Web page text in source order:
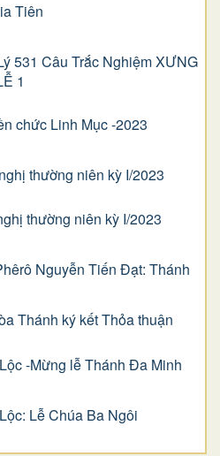
Tiên
531 Câu Trắc Nghiệm XƯNG
1
chức Linh Mục -2023
thường niên kỳ I/2023
thường niên kỳ I/2023
Nguyễn Tiến Đạt: Thánh
Thánh ký kết Thỏa thuận
-Mừng lễ Thánh Đa Minh
Lễ Chúa Ba Ngôi